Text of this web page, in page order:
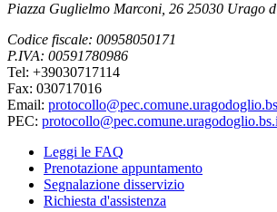
Piazza Guglielmo Marconi, 26 25030 Urago
Codice fiscale: 00958050171
P.IVA: 00591780986
Tel: +39030717114
Fax: 030717016
Email:
PEC:
Leggi le FAQ
Prenotazione appuntamento
Segnalazione disservizio
Richiesta d'assistenza